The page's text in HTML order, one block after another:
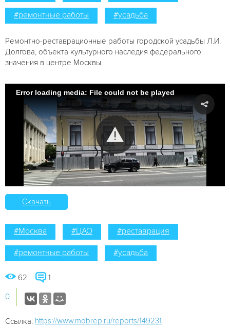
#ремонтные работы #усадьба
Ремонтно-реставрационные работы городской усадьбы Л.И.
Долгова, объекта культурного наследия федерального
значения в центре Москвы.
Error loading media: File could not be played
Скачать
#Москва #ЦАО #реставрация
#ремонтные работы #усадьба
62 1
0
Ссылка: https://www.mobrep.ru/reports/149231